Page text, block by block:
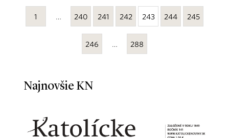
1 … 240 241 242 243 244 245
246 … 288
Najnovšie KN